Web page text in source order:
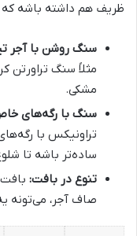
ظریف هم داشته باشه که
سنگ روشن با آجر
مثلاً سنگ تراورتن
مشکی.
سنگ با رگه‌های
تراونیکس با
ساده‌تر باشه تا
تنوع در بافت:
صاف آجر، می‌تونه